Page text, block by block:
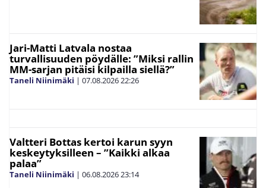
Jari-Matti Latvala nostaa
turvallisuuden pöydälle: ”Miksi rallin
MM-sarjan pitäisi kilpailla siellä?”
Taneli Niinimäki | 07.08.202622:26
Valtteri Bottas kertoi karun syyn
keskeytyksilleen – ”Kaikki alkaa
palaa”
Taneli Niinimäki | 06.08.202623:14